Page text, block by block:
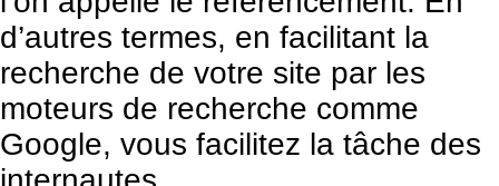
d’autres termes, en facilitant la
recherche de votre site par les
moteurs de recherche comme
Google, vous facilitez la tâche des